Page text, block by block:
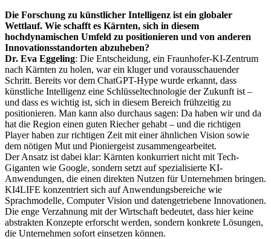
Die Forschung zu künstlicher Intelligenz ist ein globaler
Wettlauf. Wie schafft es Kärnten, sich in diesem
hochdynamischen Umfeld zu positionieren und von anderen
Innovationsstandorten abzuheben?
Dr. Eva Eggeling: Die Entscheidung, ein Fraunhofer-KI-Zentrum
nach Kärnten zu holen, war ein kluger und vorausschauender
Schritt. Bereits vor dem ChatGPT-Hype wurde erkannt, dass
künstliche Intelligenz eine Schlüsseltechnologie der Zukunft ist –
und dass es wichtig ist, sich in diesem Bereich frühzeitig zu
positionieren. Man kann also durchaus sagen: Da haben wir und da
hat die Region einen guten Riecher gehabt – und die richtigen
Player haben zur richtigen Zeit mit einer ähnlichen Vision sowie
dem nötigen Mut und Pioniergeist zusammengearbeitet.
Der Ansatz ist dabei klar: Kärnten konkurriert nicht mit Tech-
Giganten wie Google, sondern setzt auf spezialisierte KI-
Anwendungen, die einen direkten Nutzen für Unternehmen bringen.
KI4LIFE konzentriert sich auf Anwendungsbereiche wie
Sprachmodelle, Computer Vision und datengetriebene Innovationen.
Die enge Verzahnung mit der Wirtschaft bedeutet, dass hier keine
abstrakten Konzepte erforscht werden, sondern konkrete Lösungen,
die Unternehmen sofort einsetzen können.